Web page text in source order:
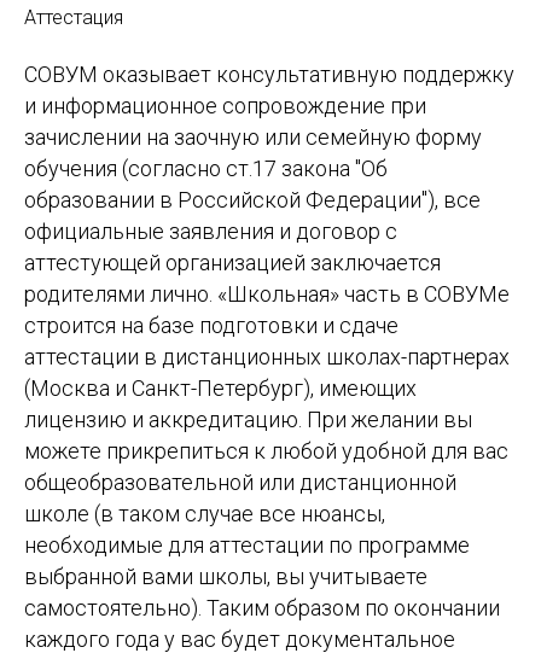
Аттестация
СОВУМ оказывает консультативную поддержку
и информационное сопровождение при
зачислении на заочную или семейную форму
обучения (согласно ст.17 закона "Об
образовании в Российской Федерации"), все
официальные заявления и договор с
аттестующей организацией заключается
родителями лично. «Школьная» часть в СОВУМе
строится на базе подготовки и сдаче
аттестации в дистанционных школах-партнерах
(Москва и Санкт-Петербург), имеющих
лицензию и аккредитацию. При желании вы
можете прикрепиться к любой удобной для вас
общеобразовательной или дистанционной
школе (в таком случае все нюансы,
необходимые для аттестации по программе
выбранной вами школы, вы учитываете
самостоятельно). Таким образом по окончании
каждого года у вас будет документальное